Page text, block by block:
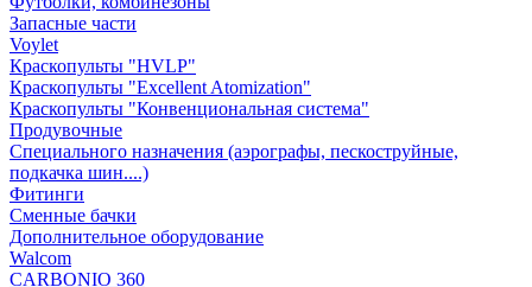
Запасные части
Voylet
Краскопульты "HVLP"
Краскопульты "Excellent Atomization"
Краскопульты "Конвенциональная система"
Продувочные
Специального назначения (аэрографы, пескоструйные,
подкачка шин....)
Фитинги
Сменные бачки
Дополнительное оборудование
Walcom
CARBONIO 360